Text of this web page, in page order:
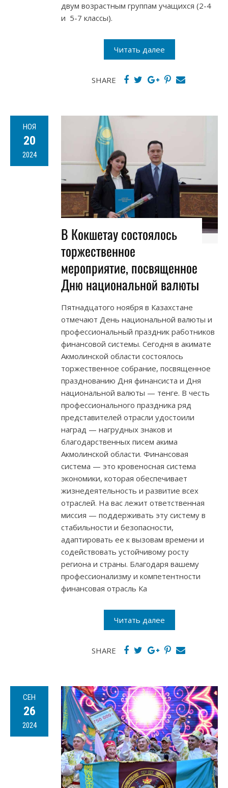
двум возрастным группам учащихся (2-4
и 5-7 классы).
Читать далее
SHARE
НОЯ
20
2024
В Кокшетау состоялось
торжественное
мероприятие, посвященное
Дню национальной валюты
Пятнадцатого ноября в Казахстане
отмечают День национальной валюты и
профессиональный праздник работников
финансовой системы. Сегодня в акимате
Акмолинской области состоялось
торжественное собрание, посвященное
празднованию Дня финансиста и Дня
национальной валюты — тенге. В честь
профессионального праздника ряд
представителей отрасли удостоили
наград — нагрудных знаков и
благодарственных писем акима
Акмолинской области. Финансовая
система — это кровеносная система
экономики, которая обеспечивает
жизнедеятельность и развитие всех
отраслей. На вас лежит ответственная
миссия — поддерживать эту систему в
стабильности и безопасности,
адаптировать ее к вызовам времени и
содействовать устойчивому росту
региона и страны. Благодаря вашему
профессионализму и компетентности
финансовая отрасль Ка
Читать далее
SHARE
СЕН
26
2024